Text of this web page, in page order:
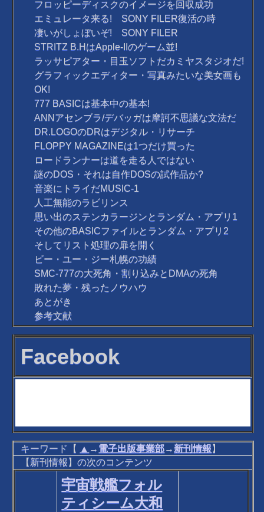
フロッピーディスクのイメージを回収成功
エミュレータ来る! SONY FILER復活の時
凄いがしょぼいぞ! SONY FILER
STRITZ B.HはApple-IIのゲーム並!
ラッサピアター・目玉ソフトだカミヤスタジオだ!
グラフィックエディター・写真みたいな美女画も
OK!
777 BASICは基本中の基本!
ANNアセンブラ/デバッガは摩訶不思議な文法だ
DR.LOGOのDRはデジタル・リサーチ
FLOPPY MAGAZINEは1つだけ買った
ロードランナーは道を走る人ではない
謎のDOS・それは自作DOSの試作品か?
音楽にトライだMUSIC-1
人工無能のラビリンス
思い出のステンカラージンとランダム・アプリ1
その他のBASICファイルとランダム・アプリ2
そしてリスト処理の扉を開く
ビー・ユー・ジー札幌の功績
SMC-777の大死角・割り込みとDMAの死角
敗れた夢・残ったノウハウ
あとがき
参考文献
Facebook
キーワード【 ▲ → 電子出版事業部→ 新刊情報】
【新刊情報】の次のコンテンツ
宇宙戦艦フォル
ティシーム大和